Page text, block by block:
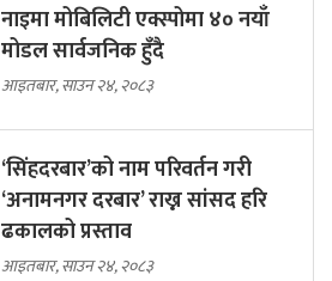
नाइमा मोबिलिटी एक्स्पोमा ४० नयाँ
मोडल सार्वजनिक हुँदै
आइतबार, साउन २४, २०८३
‘सिंहदरबार’को नाम परिवर्तन गरी
‘अनामनगर दरबार’ राख्न सांसद हरि
ढकालको प्रस्ताव
आइतबार, साउन २४, २०८३